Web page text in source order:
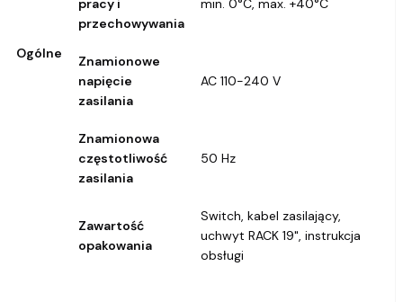
Ogólne
przechowywania
Znamionowe
napięcie
zasilania
AC 110-240 V
Znamionowa
częstotliwość
zasilania
50 Hz
Zawartość
opakowania
Switch, kabel zasilający,
uchwyt RACK 19", instrukcja
obsługi